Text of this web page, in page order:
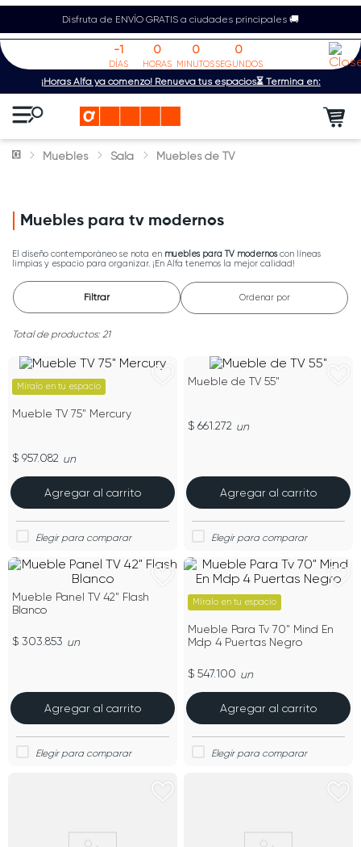
Disfruta de ENVÍO GRATIS a ciudades principales 🚚
¡Horas Alfa ya comenzó! Renueva tus espacios⏳ Termina en:
-1
DÍAS
0
HORAS
0
MINUTOS
0
SEGUNDOS
Muebles Sala Muebles de TV
Muebles para tv modernos
El diseño contemporáneo se nota en muebles para TV modernoscon líneas
limpias y espacio para organizar. ¡En Alfa tenemos la mejor calidad!
Filtrar Ordenar por
21
Míralo en tu espacio
Mueble TV 75" Mercury
$ 957.082 un
Agregar al carrito
Mueble de TV 55"
$ 661.272 un
Agregar al carrito
Mueble Panel TV 42" Flash
Blanco
$ 303.853 un
Agregar al carrito
Míralo en tu espacio
Mueble Para Tv 70" Mind En
Mdp 4 Puertas Negro
$ 547.100 un
Agregar al carrito